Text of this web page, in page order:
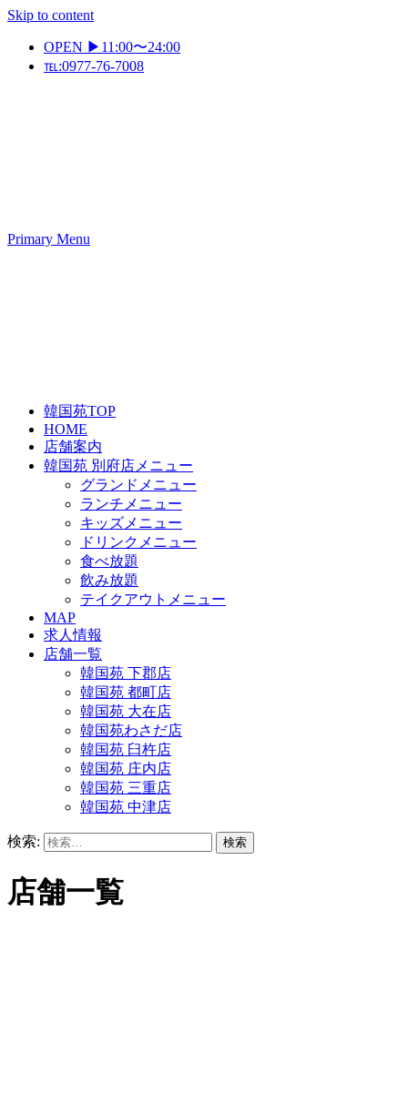
Skip to content
OPEN ▶11:00〜24:00
℡:0977-76-7008
Primary Menu
韓国苑TOP
HOME
店舗案内
韓国苑 別府店メニュー
グランドメニュー
ランチメニュー
キッズメニュー
ドリンクメニュー
食べ放題
飲み放題
テイクアウトメニュー
MAP
求人情報
店舗一覧
韓国苑 下郡店
韓国苑 都町店
韓国苑 大在店
韓国苑わさだ店
韓国苑 臼杵店
韓国苑 庄内店
韓国苑 三重店
韓国苑 中津店
検索:
店舗一覧